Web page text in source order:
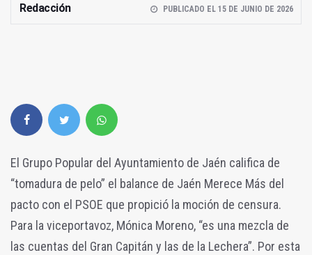
Redacción PUBLICADO EL 15 DE JUNIO DE 2026
El Grupo Popular del Ayuntamiento de Jaén califica de
“tomadura de pelo” el balance de Jaén Merece Más del
pacto con el PSOE que propició la moción de censura.
Para la viceportavoz, Mónica Moreno, “es una mezcla de
las cuentas del Gran Capitán y las de la Lechera”. Por esta